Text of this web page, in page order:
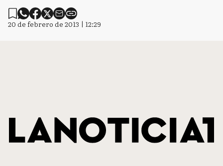
20 de febrero de 2013 | 12:29